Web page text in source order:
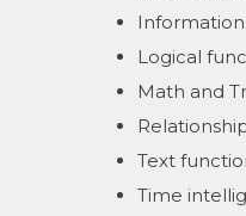
Logical
Math and
Text
Time